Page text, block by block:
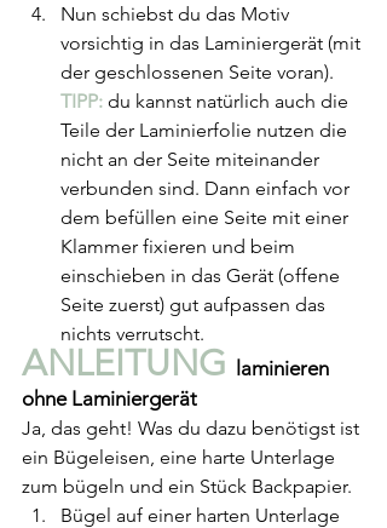
Nun schiebst du das Motiv
vorsichtig in das Laminiergerät (mit
der geschlossenen Seite voran).
TIPP: du kannst natürlich auch die
Teile der Laminierfolie nutzen die
nicht an der Seite miteinander
verbunden sind. Dann einfach vor
dem befüllen eine Seite mit einer
Klammer fixieren und beim
einschieben in das Gerät (offene
Seite zuerst) gut aufpassen das
nichts verrutscht.
ANLEITUNG laminieren
ohne Laminiergerät
Ja, das geht! Was du dazu benötigst ist
ein Bügeleisen, eine harte Unterlage
zum bügeln und ein Stück Backpapier.
Bügel auf einer harten Unterlage